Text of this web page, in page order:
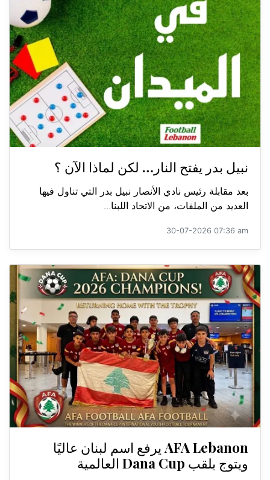
نبيل بدر يفتح النار… لكن لماذا الآن ؟
بعد مقابلة رئيس نادي الأنصار نبيل بدر التي تناول فيها
العديد من الملفات، من الاتحاد اللبنا...
30-07-2026 07:36 am
AFA Lebanon يرفع اسم لبنان عاليًا
ويتوج بلقب Dana Cup العالمية